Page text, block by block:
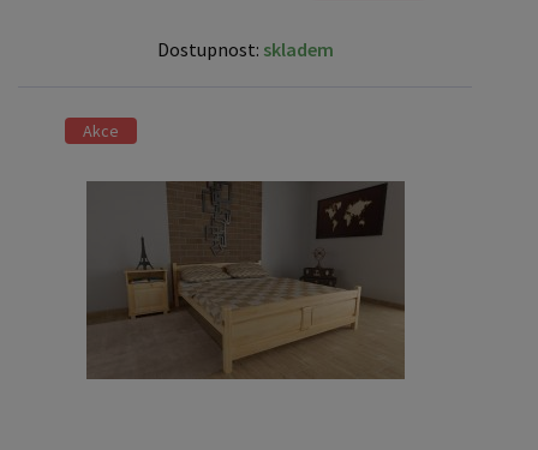
Dostupnost: skladem
Akce